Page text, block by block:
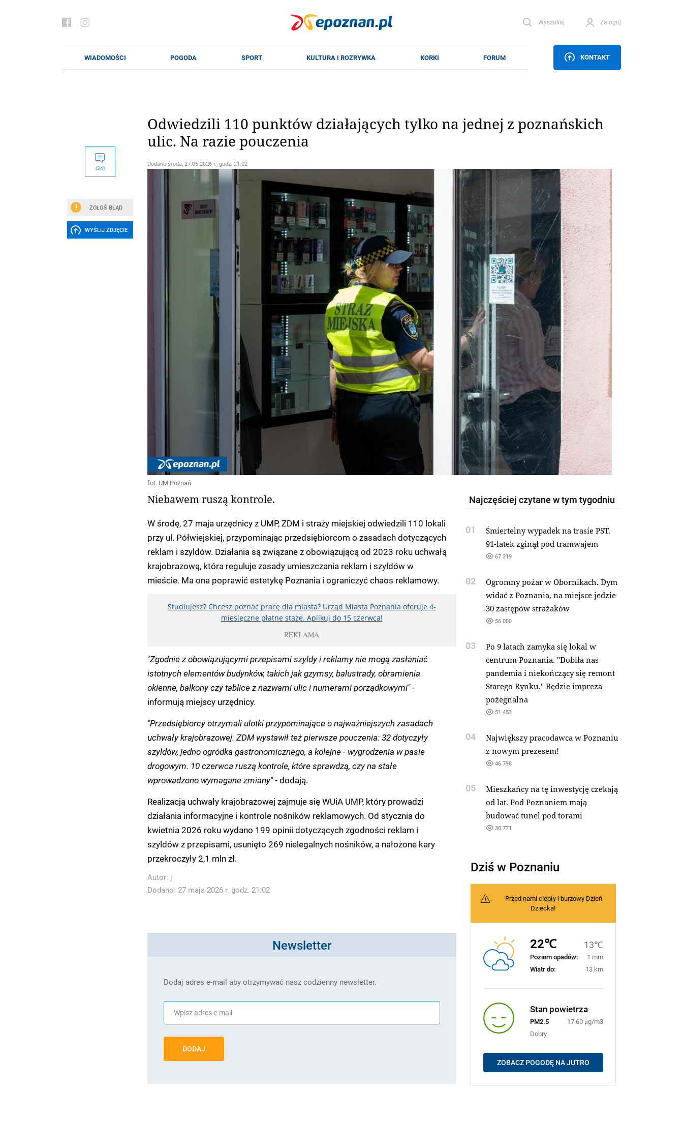
Wyszukaj Zaloguj
KONTAKT
(34)
ZGŁOŚ BŁĄD
WYŚLIJ ZDJĘCIE
Odwiedzili 110 punktów działających tylko na jednej z poznańskich
ulic. Na razie pouczenia
Dodano środa, 27.05.2026 r., godz. 21.02
fot. UM Poznań
Niebawem ruszą kontrole.
W środę, 27 maja urzędnicy z UMP, ZDM i straży miejskiej odwiedzili 110 lokali
przy ul. Półwiejskiej, przypominając przedsiębiorcom o zasadach dotyczących
reklam i szyldów. Działania są związane z obowiązującą od 2023 roku uchwałą
krajobrazową, która reguluje zasady umieszczania reklam i szyldów w
mieście. Ma ona poprawić estetykę Poznania i ograniczyć chaos reklamowy.
Studiujesz? Chcesz poznać pracę dla miasta? Urząd Miasta Poznania oferuje 4-
miesięczne płatne staże. Aplikuj do 15 czerwca!
REKLAMA
"Zgodnie z obowiązującymi przepisami szyldy i reklamy nie mogą zasłaniać
istotnych elementów budynków, takich jak gzymsy, balustrady, obramienia
okienne, balkony czy tablice z nazwami ulic i numerami porządkowymi"-
informują miejscy urzędnicy.
"Przedsiębiorcy otrzymali ulotki przypominające o najważniejszych zasadach
uchwały krajobrazowej. ZDM wystawił też pierwsze pouczenia: 32 dotyczyły
szyldów, jedno ogródka gastronomicznego, a kolejne - wygrodzenia w pasie
drogowym. 10 czerwca ruszą kontrole, które sprawdzą, czy na stałe
wprowadzono wymagane zmiany"- dodają.
Realizacją uchwały krajobrazowej zajmuje się WUiA UMP, który prowadzi
działania informacyjne i kontrole nośników reklamowych. Od stycznia do
kwietnia 2026 roku wydano 199 opinii dotyczących zgodności reklam i
szyldów z przepisami, usunięto 269 nielegalnych nośników, a nałożone kary
przekroczyły 2,1 mln zł.
Autor: j
Dodano: 27 maja 2026 r. godz. 21:02
Newsletter
Dodaj adres e-mail aby otrzymywać nasz codzienny newsletter.
DODAJ
Najczęściej czytane w tym tygodniu
01
Śmiertelny wypadek na trasie PST.
91-latek zginął pod tramwajem
67 319
02
Ogromny pożar w Obornikach. Dym
widać z Poznania, na miejsce jedzie
30 zastępów strażaków
56 000
03
Po 9 latach zamyka się lokal w
centrum Poznania. "Dobiła nas
pandemia i niekończący się remont
Starego Rynku." Będzie impreza
pożegnalna
51 453
04
Największy pracodawca w Poznaniu
z nowym prezesem!
46 798
05
Mieszkańcy na tę inwestycję czekają
od lat. Pod Poznaniem mają
budować tunel pod torami
30 771
Dziś w Poznaniu
Przed nami ciepły i burzowy Dzień
Dziecka!
22℃ 13℃
Poziom opadów:
1 mm
Wiatr do:
13 km
Stan powietrza
PM2.5
17.60 μg/m3
Dobry
ZOBACZ POGODĘ NA JUTRO